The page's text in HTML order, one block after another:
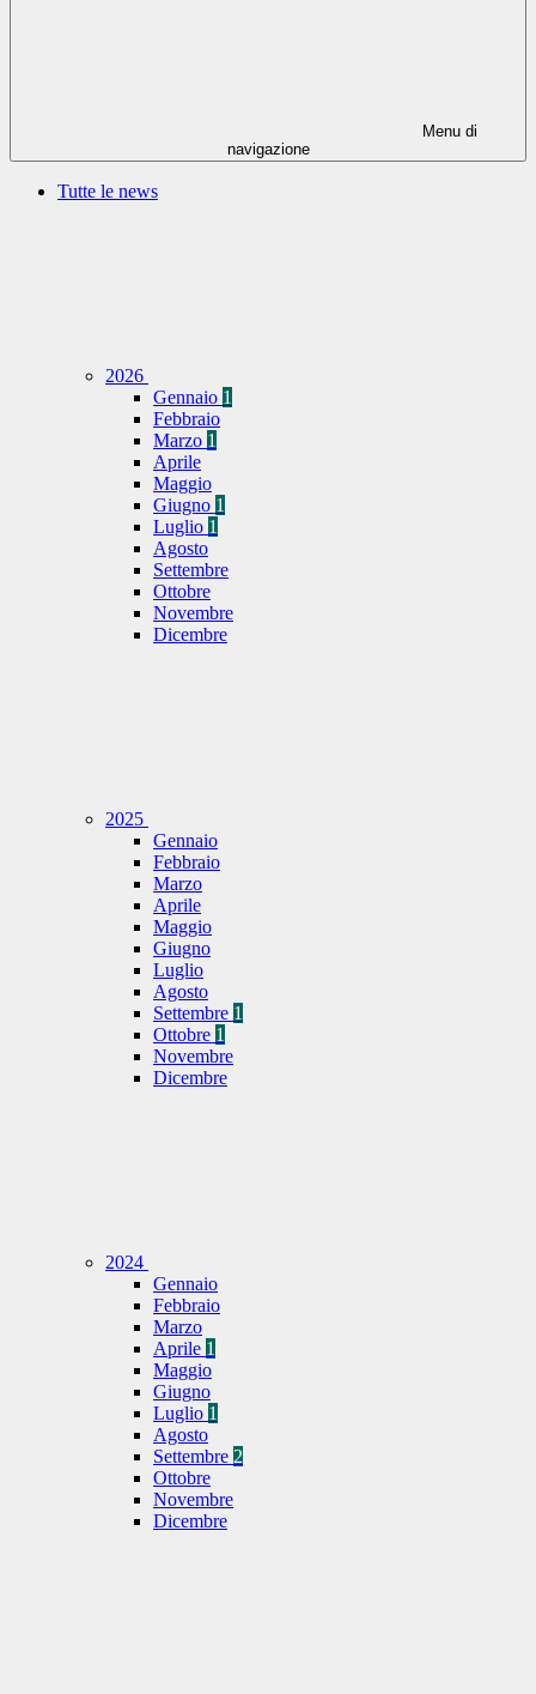
Menu di
navigazione
Tutte le news
2026
Gennaio 1
Febbraio
Marzo 1
Aprile
Maggio
Giugno 1
Luglio 1
Agosto
Settembre
Ottobre
Novembre
Dicembre
2025
Gennaio
Febbraio
Marzo
Aprile
Maggio
Giugno
Luglio
Agosto
Settembre 1
Ottobre 1
Novembre
Dicembre
2024
Gennaio
Febbraio
Marzo
Aprile 1
Maggio
Giugno
Luglio 1
Agosto
Settembre 2
Ottobre
Novembre
Dicembre